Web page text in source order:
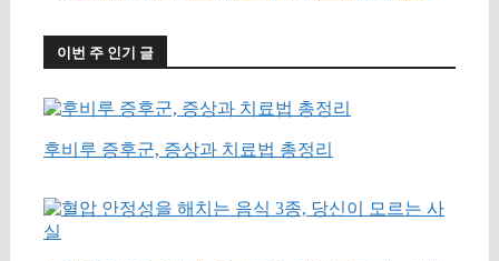
이번 주 인기 글
후비루 증후군, 증상과 치료법 총정리